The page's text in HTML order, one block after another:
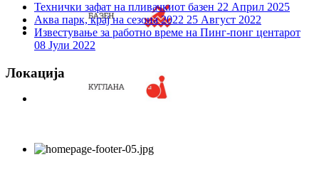
Технички зафат на пливачкиот базен 22 Април 2025
Аква парк, крај на сезона 2022 25 Август 2022
Известување за работно време на Пинг-понг центарот
08 Јули 2022
Локација